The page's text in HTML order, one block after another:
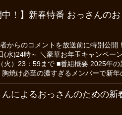
中！】新春特番 おっさんの
からのコメントを放送前に特別公
(水)24時～ ＼豪華お年玉キャンペ
）23：59まで ■番組概要 2025年の
焼け必至の濃すぎるメンバーで新
によるおっさんのための